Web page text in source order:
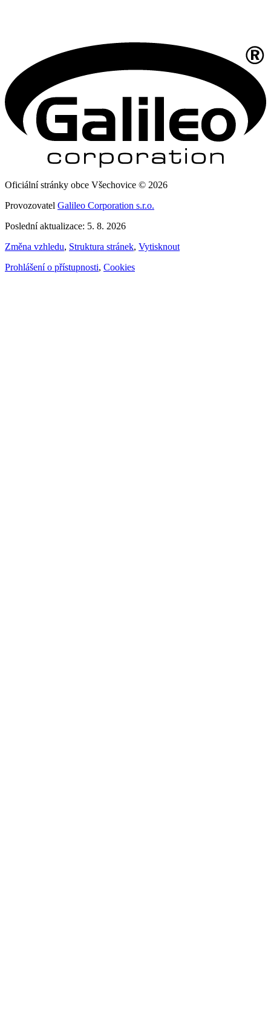
Oficiální stránky obce Všechovice © 2026
Provozovatel Galileo Corporation s.r.o.
Poslední aktualizace: 5. 8. 2026
Změna vzhledu, Struktura stránek, Vytisknout
Prohlášení o přístupnosti, Cookies